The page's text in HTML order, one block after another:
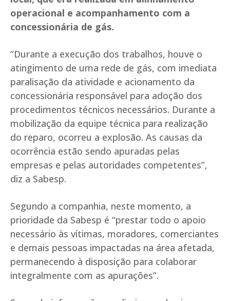
operacional e acompanhamento com a
concessionária de gás.
“Durante a execução dos trabalhos, houve o
atingimento de uma rede de gás, com imediata
paralisação da atividade e acionamento da
concessionária responsável para adoção dos
procedimentos técnicos necessários. Durante a
mobilização da equipe técnica para realização
do reparo, ocorreu a explosão. As causas da
ocorrência estão sendo apuradas pelas
empresas e pelas autoridades competentes”,
diz a Sabesp.
Segundo a companhia, neste momento, a
prioridade da Sabesp é “prestar todo o apoio
necessário às vítimas, moradores, comerciantes
e demais pessoas impactadas na área afetada,
permanecendo à disposição para colaborar
integralmente com as apurações”.